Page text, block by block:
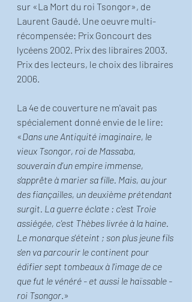
sur «La Mort du roi Tsongor», de
Laurent Gaudé. Une oeuvre multi-
récompensée: Prix Goncourt des
lycéens 2002. Prix des libraires 2003.
Prix des lecteurs, le choix des libraires
2006.
La 4e de couverture ne m'avait pas
spécialement donné envie de le lire:
«Dans une Antiquité imaginaire, le
vieux Tsongor, roi de Massaba,
souverain d'un empire immense,
s'apprête à marier sa fille. Mais, au jour
des fiançailles, un deuxième prétendant
surgit. La guerre éclate : c'est Troie
assiégée, c'est Thèbes livrée à la haine.
Le monarque s'éteint ; son plus jeune fils
s'en va parcourir le continent pour
édifier sept tombeaux à l'image de ce
que fut le vénéré - et aussi le haïssable -
roi Tsongor.»